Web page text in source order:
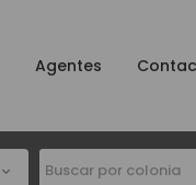
Agentes